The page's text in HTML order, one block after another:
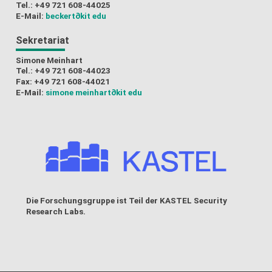
Tel.: +49 721 608-44025
E-Mail: beckert∂kit edu
Sekretariat
Simone Meinhart
Tel.: +49 721 608-44023
Fax: +49 721 608-44021
E-Mail: simone meinhart∂kit edu
Die Forschungsgruppe ist Teil der KASTEL Security
Research Labs.